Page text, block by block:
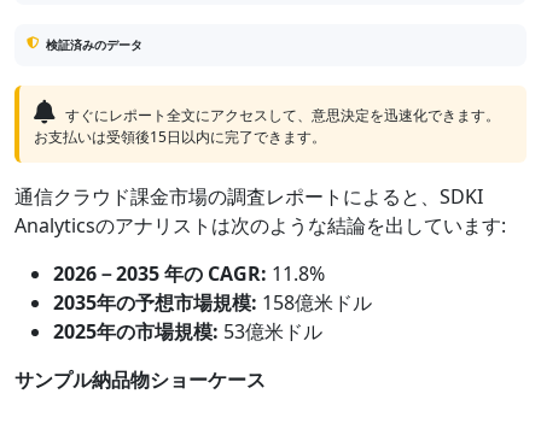
検証済みのデータ
すぐにレポート全文にアクセスして、意思決定を迅速化できます。
お支払いは受領後15日以内に完了できます。
通信クラウド課金市場の調査レポートによると、SDKI
Analyticsのアナリストは次のような結論を出しています:
2026－2035 年の CAGR: 11.8%
2035年の予想市場規模: 158億米ドル
2025年の市場規模: 53億米ドル
サンプル納品物ショーケース